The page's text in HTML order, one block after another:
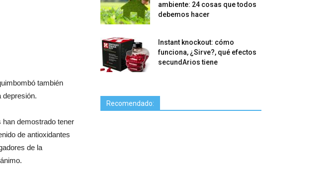
también
depresión.
han demostrado tener
de antioxidantes
de la
ambiente: 24 cosas que todos
debemos hacer
Instant knockout: cómo
funciona, ¿Sirve?, qué efectos
secundArios tiene
Recomendado: